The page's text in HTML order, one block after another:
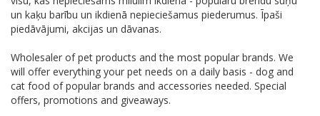
un kaķu barību un ikdienā nepieciešamus piederumus. Īpaši
piedāvājumi, akcijas un dāvanas.
Wholesaler of pet products and the most popular brands. We
will offer everything your pet needs on a daily basis - dog and
cat food of popular brands and accessories needed. Special
offers, promotions and giveaways.